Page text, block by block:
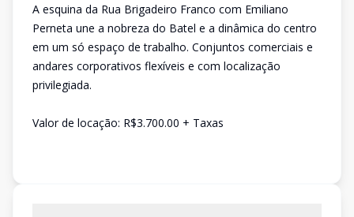
A esquina da Rua Brigadeiro Franco com Emiliano
Perneta une a nobreza do Batel e a dinâmica do centro
em um só espaço de trabalho. Conjuntos comerciais e
andares corporativos flexíveis e com localização
privilegiada.
Valor de locação: R$3.700.00 + Taxas